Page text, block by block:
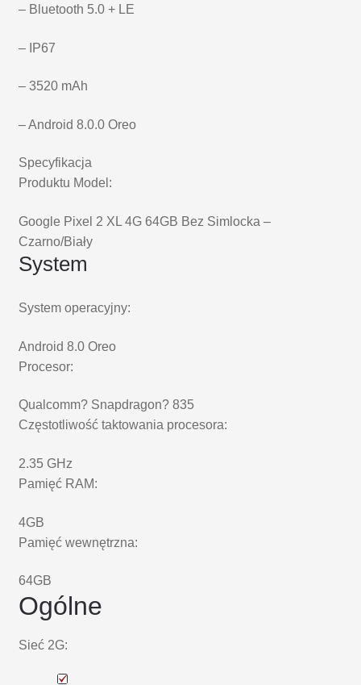
– Bluetooth 5.0 + LE
– IP67
– 3520 mAh
– Android 8.0.0 Oreo
Specyfikacja
Produktu Model:
Google Pixel 2 XL 4G 64GB Bez Simlocka –
Czarno/Biały
System
System operacyjny:
Android 8.0 Oreo
Procesor:
Qualcomm? Snapdragon? 835
Częstotliwość taktowania procesora:
2.35 GHz
Pamięć RAM:
4GB
Pamięć wewnętrzna:
64GB
Ogólne
Sieć 2G: